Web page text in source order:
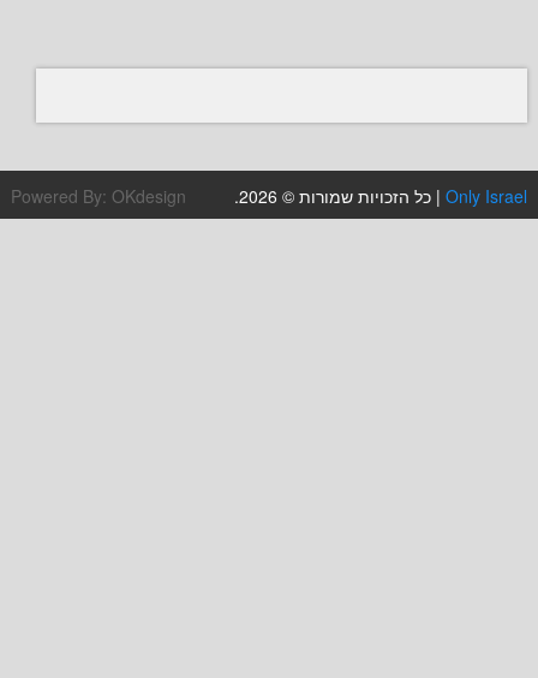
| כל הזכויות שמורות © 2026. Powered By: OKdesign